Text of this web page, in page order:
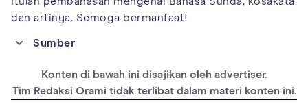
dan artinya. Semoga bermanfaat!
Sumber
usul-bahasa-sunda
https://www.gramedia.com/best-seller/kosakata-bahasa-sunda-
sehari-hari/
Konten di bawah ini disajikan oleh advertiser.
Tim Redaksi Orami tidak terlibat dalam materi konten ini.